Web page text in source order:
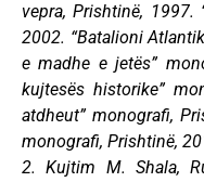
vepra, Prishtinë, 1997.
2002. “Batalioni
e madhe e jetës”
kujtesës historike”
atdheut” monografi,
monografi, Prishtinë,
2. Kujtim M. Shala,